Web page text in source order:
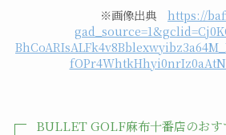
※画像出典 https://
BULLET GOLF麻布十番店のおす